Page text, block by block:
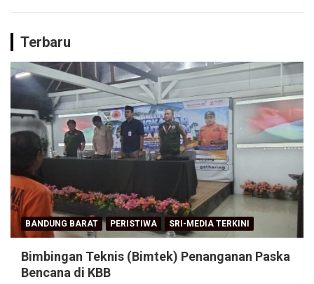
Terbaru
BANDUNG BARAT PERISTIWA SRI-MEDIA TERKINI
Bimbingan Teknis (Bimtek) Penanganan Paska
Bencana di KBB